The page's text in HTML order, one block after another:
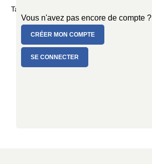
Taille : Ø 80/100 cm
Vous n'avez pas encore de compte ?
CRÉER MON COMPTE
SE CONNECTER